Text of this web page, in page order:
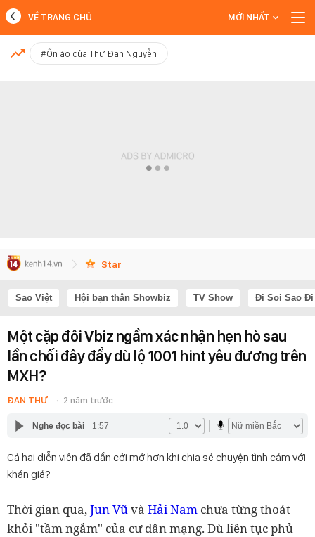
MỚI NHẤT
VỀ TRANG CHỦ MỚI NHẤT
#Ồn ào của Thư Đan Nguyễn
Star
Sao Việt Hội bạn thân Showbiz TV Show Đi Soi Sao Đi
Một cặp đôi Vbiz ngầm xác nhận hẹn hò sau
lần chối đây đẩy dù lộ 1001 hint yêu đương trên
MXH?
ĐAN THƯ 2 năm trước
Nghe đọc bài 1:57
Cả hai diễn viên đã dần cởi mở hơn khi chia sẻ chuyện tình cảm với
khán giả?
Thời gian qua,Jun Vũvà Hải Nam chưa từng thoát
khỏi "tầm ngắm" của cư dân mạng. Dù liên tục phủ